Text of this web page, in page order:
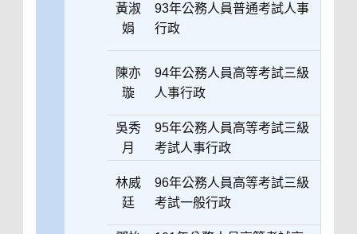
黃淑
娟
93年公務人員普通考試人事
行政
陳亦
璇
94年公務人員高等考試三級
人事行政
吳秀
月
95年公務人員高等考試三級
考試人事行政
林威
廷
96年公務人員高等考試三級
考試一般行政